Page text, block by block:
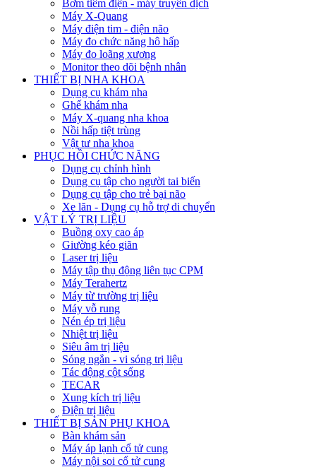
Bơm tiêm điện - máy truyền dịch
Máy X-Quang
Máy điện tim - điện não
Máy đo chức năng hô hấp
Máy đo loãng xương
Monitor theo dõi bệnh nhân
THIẾT BỊ NHA KHOA
Dụng cụ khám nha
Ghế khám nha
Máy X-quang nha khoa
Nồi hấp tiệt trùng
Vật tư nha khoa
PHỤC HỒI CHỨC NĂNG
Dụng cụ chỉnh hình
Dụng cụ tập cho người tai biến
Dụng cụ tập cho trẻ bại não
Xe lăn - Dụng cụ hỗ trợ di chuyển
VẬT LÝ TRỊ LIỆU
Buồng oxy cao áp
Giường kéo giãn
Laser trị liệu
Máy tập thụ động liên tục CPM
Máy Terahertz
Máy từ trường trị liệu
Máy vỗ rung
Nén ép trị liệu
Nhiệt trị liệu
Siêu âm trị liệu
Sóng ngắn - vi sóng trị liệu
Tác động cột sống
TECAR
Xung kích trị liệu
Điện trị liệu
THIẾT BỊ SẢN PHỤ KHOA
Bàn khám sản
Máy áp lạnh cổ tử cung
Máy nội soi cổ tử cung